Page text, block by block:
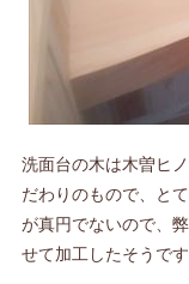
洗面台の木は木曽ヒ
だわりのもので、と
が真円でないので、
せて加工したそうです